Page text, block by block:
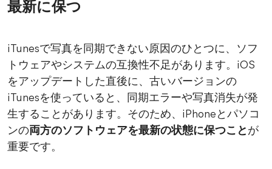
最新に保つ
iTunesで写真を同期できない原因のひとつに、ソフ
トウェアやシステムの互換性不足があります。iOS
をアップデートした直後に、古いバージョンの
iTunesを使っていると、同期エラーや写真消失が発
生することがあります。そのため、iPhoneとパソコ
ンの両方のソフトウェアを最新の状態に保つこと が
重要です。